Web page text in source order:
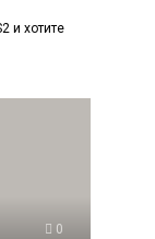
и хотите
0